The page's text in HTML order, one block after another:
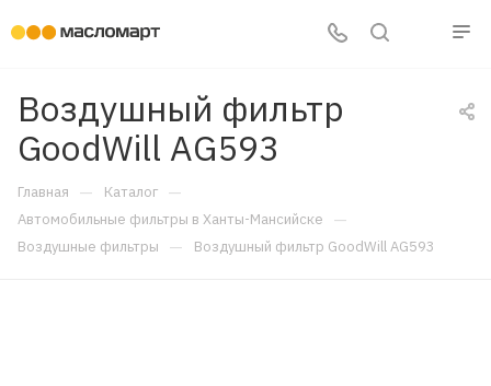
Воздушный фильтр
GoodWill AG593
Главная — Каталог —
Автомобильные фильтры в Ханты-Мансийске —
Воздушные фильтры — Воздушный фильтр GoodWill AG593